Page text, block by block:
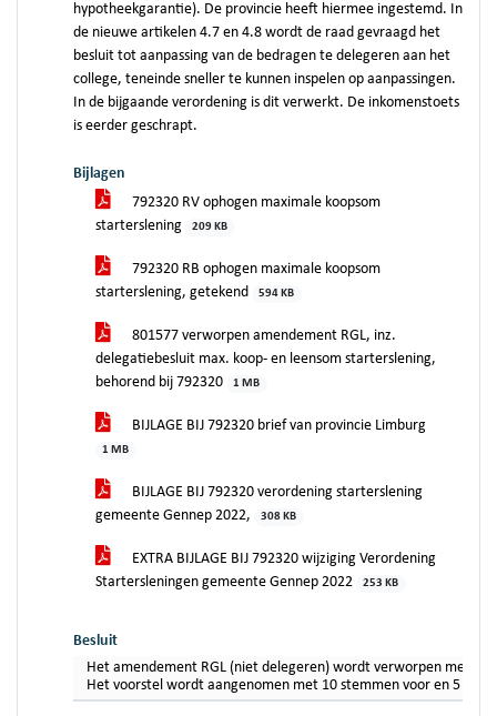
hypotheekgarantie). De provincie heeft hiermee ingestemd. In
de nieuwe artikelen 4.7 en 4.8 wordt de raad gevraagd het
besluit tot aanpassing van de bedragen te delegeren aan het
college, teneinde sneller te kunnen inspelen op aanpassingen.
In de bijgaande verordening is dit verwerkt. De inkomenstoets
is eerder geschrapt.
Bijlagen
792320 RV ophogen maximale koopsom
starterslening
209 KB
792320 RB ophogen maximale koopsom
starterslening, getekend
594 KB
801577 verworpen amendement RGL, inz.
delegatiebesluit max. koop- en leensom starterslening,
behorend bij 792320
1 MB
BIJLAGE BIJ 792320 brief van provincie Limburg
1 MB
BIJLAGE BIJ 792320 verordening starterslening
gemeente Gennep 2022,
308 KB
EXTRA BIJLAGE BIJ 792320 wijziging Verordening
Startersleningen gemeente Gennep 2022
253 KB
Besluit
Het amendement RGL (niet delegeren) wordt verworpen met 10
Het voorstel wordt aangenomen met 10 stemmen voor en 5